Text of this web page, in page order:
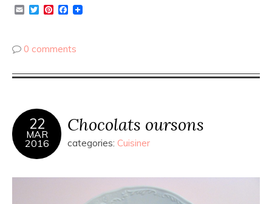
EmailTwitterPinterestFacebook
0 comments
22
MAR
2016
Chocolats oursons
categories: Cuisiner